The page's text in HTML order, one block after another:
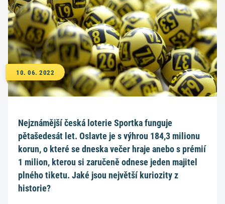
10. 06. 2022
Nejznámější česká loterie Sportka funguje
pětašedesát let. Oslavte je s výhrou 184,3 milionu
korun, o které se dneska večer hraje anebo s prémií
1 milion, kterou si zaručeně odnese jeden majitel
plného tiketu. Jaké jsou největší kuriozity z
historie?